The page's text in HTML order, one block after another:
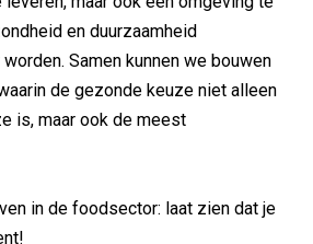
en duurzaamheid
Samen kunnen we bouwen
de gezonde keuze niet alleen
is, maar ook de meest
in de foodsector: laat zien dat je